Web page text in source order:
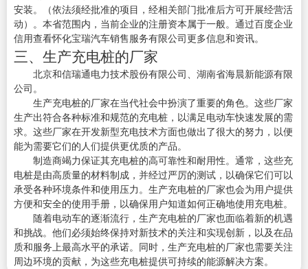
安装。（依法须经批准的项目，经相关部门批准后方可开展经营活
动）。本省范围内，当前企业的注册资本属于一般。通过百度企业
信用查看怀化宝瑞汽车销售服务有限公司更多信息和资讯。
三、生产充电桩的厂家
北京和信瑞通电力技术股份有限公司、湖南省海晨新能源有限
公司。
生产充电桩的厂家在当代社会中扮演了重要的角色。这些厂家
生产出符合各种标准和规范的充电桩，以满足电动车快速发展的需
求。这些厂家在开发新型充电技术方面也做出了很大的努力，以便
能为需要它们的人们提供更优质的产品。
制造商竭力保证其充电桩的高可靠性和耐用性。通常，这些充
电桩是由高质量的材料制成，并经过严厉的测试，以确保它们可以
承受各种环境条件和使用压力。生产充电桩的厂家也会为用户提供
方便和安全的使用手册，以确保用户知道如何正确地使用充电桩。
随着电动车的逐渐流行，生产充电桩的厂家也面临着新的机遇
和挑战。他们必须始终保持对新技术的关注和实现创新，以及在品
质和服务上最高水平的承诺。同时，生产充电桩的厂家也需要关注
周边环境的贡献，为这些充电桩提供可持续的能源解决方案。